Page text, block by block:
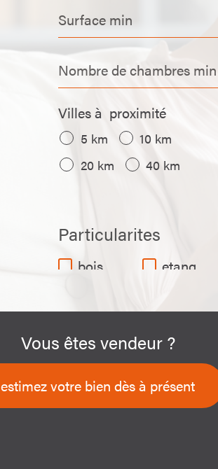
Surface
min
Nombre
de
chambres
min
Villes à proximité
5 km
10 km
20 km
40 km
Particularites
bois
etang
chalet
etangs
huttes
investissement
Vous êtes vendeur ?
estimez votre bien dès à présent